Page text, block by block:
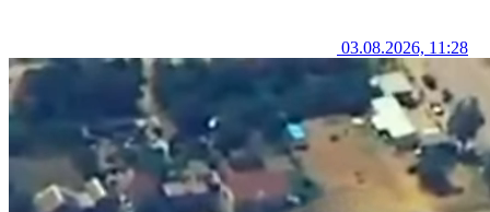
03.08.2026, 11:28